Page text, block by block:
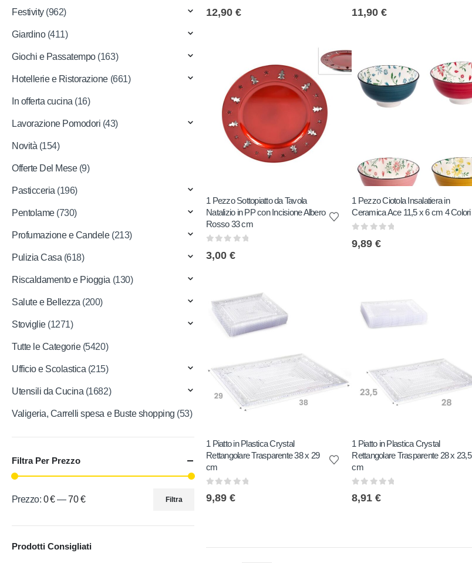
12,90 € 11,90€
1 Pezzo Sottopiatto da Tavola
Natalizio in PP con Incisione Albero
Rosso 33 cm
3,00 €
1 Pezzo Ciotola Insalatiera in
Ceramica Ace 11,5 x 6 cm 4 Colori
9,89€
1 Piatto in Plastica Crystal
Rettangolare Trasparente 38 x 29
cm
9,89 €
1 Piatto in Plastica Crystal
Rettangolare Trasparente 28 x 23,5
cm
8,91€
Festivity (962)
Giardino (411)
Giochi e Passatempo (163)
Hotellerie e Ristorazione (661)
In offerta cucina (16)
Lavorazione Pomodori (43)
Novità (154)
Offerte Del Mese (9)
Pasticceria (196)
Pentolame (730)
Profumazione e Candele (213)
Pulizia Casa (618)
Riscaldamento e Pioggia (130)
Salute e Bellezza (200)
Stoviglie (1271)
Tutte le Categorie (5420)
Ufficio e Scolastica (215)
Utensili da Cucina (1682)
Valigeria, Carrelli spesa e Buste shopping (53)
Filtra Per Prezzo
Filtra
Prezzo: 0 €—70 €
Prodotti Consigliati